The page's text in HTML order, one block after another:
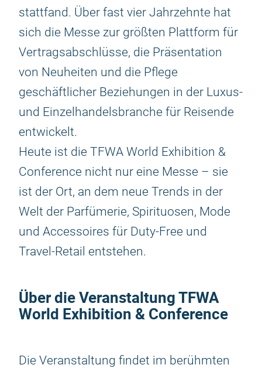
stattfand. Über fast vier Jahrzehnte hat
sich die Messe zur größten Plattform für
Vertragsabschlüsse, die Präsentation
von Neuheiten und die Pflege
geschäftlicher Beziehungen in der Luxus-
und Einzelhandelsbranche für Reisende
entwickelt.
Heute ist die TFWA World Exhibition &
Conference nicht nur eine Messe – sie
ist der Ort, an dem neue Trends in der
Welt der Parfümerie, Spirituosen, Mode
und Accessoires für Duty-Free und
Travel-Retail entstehen.
Über die Veranstaltung TFWA
World Exhibition & Conference
Die Veranstaltung findet im berühmten